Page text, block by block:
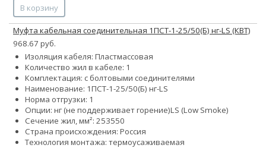
В корзину
Муфта кабельная соединительная 1ПСТ-1-25/50(Б) нг-LS (КВТ)
968.67 руб.
Изоляция кабеля: Пластмассовая
Количество жил в кабеле: 1
Комплектация: с болтовыми соединителями
Наименование: 1ПСТ-1-25/50(Б) нг-LS
Норма отгрузки: 1
Опции: нг (не поддерживает горение)LS (Low Smoke)
Сечение жил, мм²: 253550
Страна происхождения: Россия
Технология монтажа: термоусаживаемая